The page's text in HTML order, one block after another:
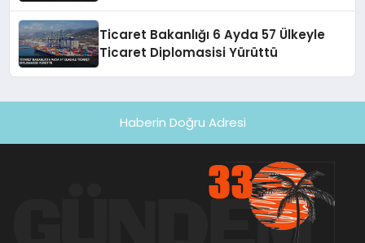
Ticaret Bakanlığı 6 Ayda 57 Ülkeyle
Ticaret Diplomasisi Yürüttü
Haberin Doğru Adresi